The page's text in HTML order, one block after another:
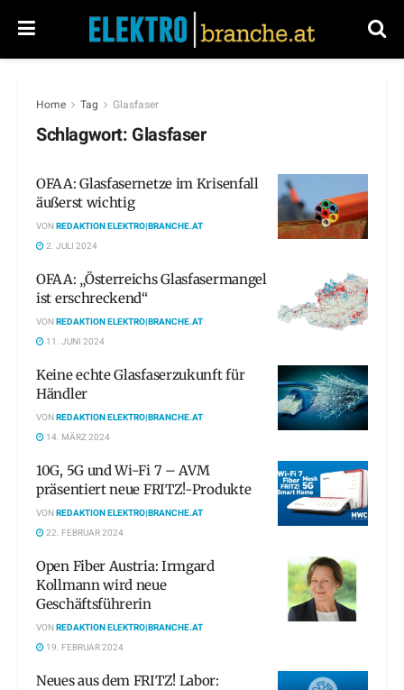
Home Tag Glasfaser
Schlagwort: Glasfaser
OFAA: Glasfasernetze im Krisenfall
äußerst wichtig
VONREDAKTION ELEKTRO|BRANCHE.AT
2. JULI 2024
OFAA: „Österreichs Glasfasermangel
ist erschreckend“
VONREDAKTION ELEKTRO|BRANCHE.AT
11. JUNI 2024
Keine echte Glasfaserzukunft für
Händler
VONREDAKTION ELEKTRO|BRANCHE.AT
14. MÄRZ 2024
10G, 5G und Wi-Fi 7 – AVM
präsentiert neue FRITZ!-Produkte
VONREDAKTION ELEKTRO|BRANCHE.AT
22. FEBRUAR 2024
Open Fiber Austria: Irmgard
Kollmann wird neue
Geschäftsführerin
VONREDAKTION ELEKTRO|BRANCHE.AT
19. FEBRUAR 2024
Neues aus dem FRITZ! Labor: